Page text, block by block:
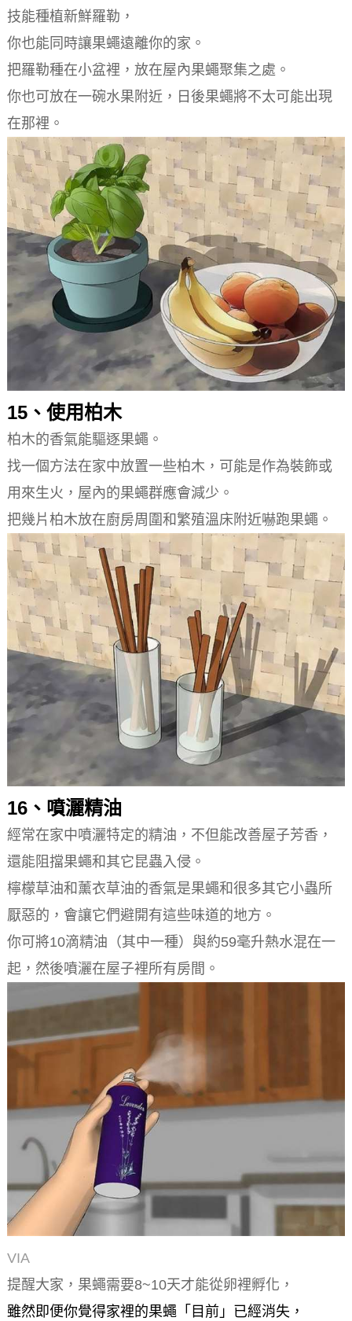
技能種植新鮮羅勒，
你也能同時讓果蠅遠離你的家。
把羅勒種在小盆裡，放在屋內果蠅聚集之處。
你也可放在一碗水果附近，日後果蠅將不太可能出現
在那裡。
15、使用柏木
柏木的香氣能驅逐果蠅。
找一個方法在家中放置一些柏木，可能是作為裝飾或
用來生火，屋內的果蠅群應會減少。
把幾片柏木放在廚房周圍和繁殖溫床附近嚇跑果蠅。
16、噴灑精油
經常在家中噴灑特定的精油，不但能改善屋子芳香，
還能阻擋果蠅和其它昆蟲入侵。
檸檬草油和薰衣草油的香氣是果蠅和很多其它小蟲所
厭惡的，會讓它們避開有這些味道的地方。
你可將10滴精油（其中一種）與約59毫升熱水混在一
起，然後噴灑在屋子裡所有房間。
VIA
提醒大家，果蠅需要8~10天才能從卵裡孵化，
雖然即便你覺得家裡的果蠅「目前」已經消失，